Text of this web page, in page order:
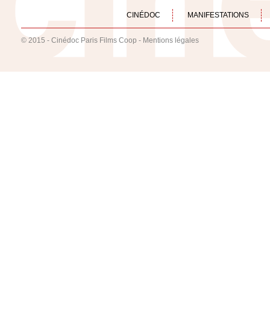
CINÉDOC MANIFESTATIONS
© 2015 - Cinédoc Paris Films Coop - Mentions légales